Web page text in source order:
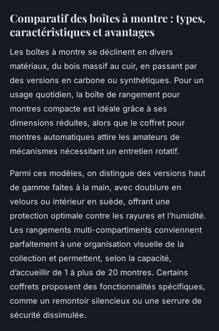
Comparatif des boîtes à montre : types,
caractéristiques et avantages
Les boîtes à montre se déclinent en divers
matériaux, du bois massif au cuir, en passant par
des versions en carbone ou synthétiques. Pour un
usage quotidien, la boîte de rangement pour
montres compacte est idéale grâce à ses
dimensions réduites, alors que le coffret pour
montres automatiques attire les amateurs de
mécanismes nécessitant un entretien rotatif.
Parmi ces modèles, on distingue des versions haut
de gamme faites à la main, avec doublure en
velours ou intérieur en suède, offrant une
protection optimale contre les rayures et l’humidité.
Les rangements multi-compartiments conviennent
parfaitement à une organisation visuelle de la
collection et permettent, selon la capacité,
d’accueillir de 1 à plus de 20 montres. Certains
coffrets proposent des fonctionnalités spécifiques,
comme un remontoir silencieux ou une serrure de
sécurité dissimulée.